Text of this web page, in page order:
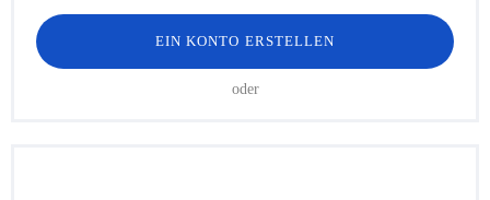
EIN KONTO ERSTELLEN
oder